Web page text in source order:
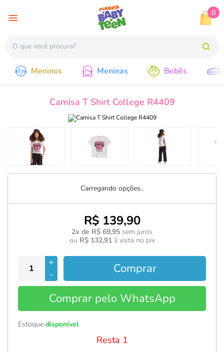
0
Meninos Meninas Bebês
Camisa T Shirt College R4409
Carregando opções..
R$ 139,90
2x de R$ 69,95 sem juros
ou R$ 132,91à vista no pix
+
-
Comprar
Comprar pelo WhatsApp
Estoque disponível
Resta 1